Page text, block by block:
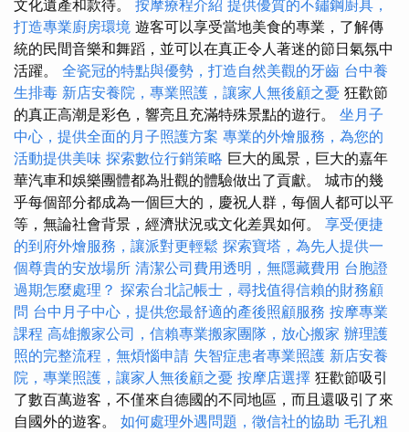
文化遺產和款待。 按摩療程介紹 提供優質的不鏽鋼廚具，
打造專業廚房環境 遊客可以享受當地美食的專業，了解傳
統的民間音樂和舞蹈，並可以在真正令人著迷的節日氣氛中
活躍。 全瓷冠的特點與優勢，打造自然美觀的牙齒 台中養
生排毒 新店安養院，專業照護，讓家人無後顧之憂 狂歡節
的真正高潮是彩色，響亮且充滿特殊景點的遊行。 坐月子
中心，提供全面的月子照護方案 專業的外燴服務，為您的
活動提供美味 探索數位行銷策略 巨大的風景，巨大的嘉年
華汽車和娛樂團體都為壯觀的體驗做出了貢獻。 城市的幾
乎每個部分都成為一個巨大的，慶祝人群，每個人都可以平
等，無論社會背景，經濟狀況或文化差異如何。 享受便捷
的到府外燴服務，讓派對更輕鬆 探索寶塔，為先人提供一
個尊貴的安放場所 清潔公司費用透明，無隱藏費用 台胞證
過期怎麼處理？ 探索台北記帳士，尋找值得信賴的財務顧
問 台中月子中心，提供您最舒適的產後照顧服務 按摩專業
課程 高雄搬家公司，信賴專業搬家團隊，放心搬家 辦理護
照的完整流程，無煩惱申請 失智症患者專業照護 新店安養
院，專業照護，讓家人無後顧之憂 按摩店選擇 狂歡節吸引
了數百萬遊客，不僅來自德國的不同地區，而且還吸引了來
自國外的遊客。 如何處理外遇問題，徵信社的協助 毛孔粗